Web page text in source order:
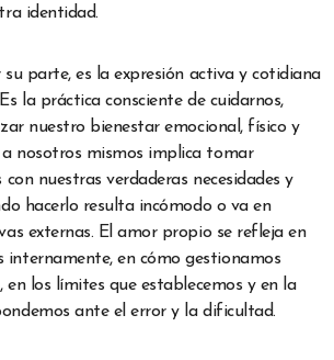
identidad.
parte, es la expresión activa y cotidiana
la práctica consciente de cuidarnos,
nuestro bienestar emocional, físico y
nosotros mismos implica tomar
con nuestras verdaderas necesidades y
hacerlo resulta incómodo o va en
externas. El amor propio se refleja en
internamente, en cómo gestionamos
en los límites que establecemos y en la
ante el error y la dificultad.